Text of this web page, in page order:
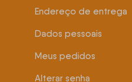
Endereço de entrega
Dados pessoais
Meus pedidos
Alterar senha